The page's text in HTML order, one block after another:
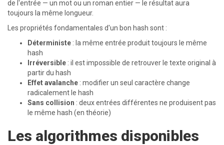
de l'entrée — un mot ou un roman entier — le résultat aura
toujours la même longueur.
Les propriétés fondamentales d'un bon hash sont :
Déterministe : la même entrée produit toujours le même
hash
Irréversible : il est impossible de retrouver le texte original à
partir du hash
Effet avalanche : modifier un seul caractère change
radicalement le hash
Sans collision : deux entrées différentes ne produisent pas
le même hash (en théorie)
Les algorithmes disponibles